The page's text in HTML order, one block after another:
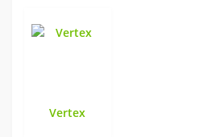
Vertex